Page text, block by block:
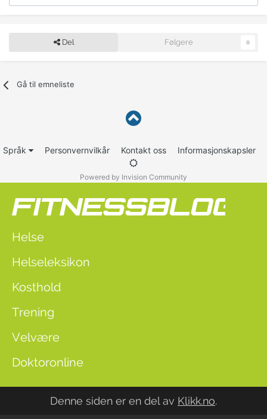
Del Følgere 0
Gå til emneliste
Språk Personvernvilkår Kontakt oss Informasjonskapsler
Powered by Invision Community
Helse
Helseleksikon
Kosthold
Trening
Velvære
Doktoronline
Denne siden er en del av Klikk.no.